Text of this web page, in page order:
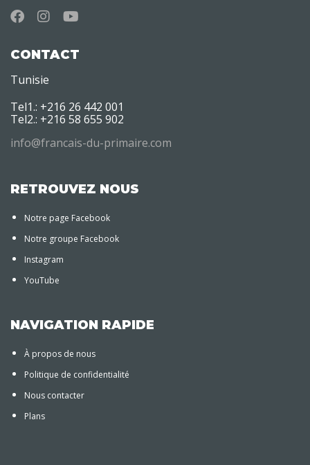
CONTACT
Tunisie
Tel1.: +216 26 442 001
Tel2.: +216 58 655 902
info@francais-du-primaire.com
RETROUVEZ NOUS
Notre page Facebook
Notre groupe Facebook
Instagram
YouTube
NAVIGATION RAPIDE
À propos de nous
Politique de confidentialité
Nous contacter
Plans